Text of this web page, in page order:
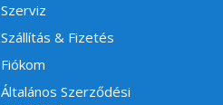
Szerviz
Szállítás & Fizetés
Fiókom
Általános Szerződési